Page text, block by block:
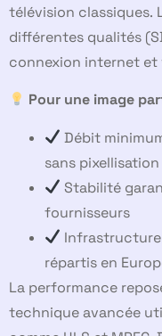
télévision classiques.
différentes qualités
connexion internet et
Pour une image
Débit
sans pixellisation
Stabilité
fournisseurs
répartis en
La performance
technique avancée